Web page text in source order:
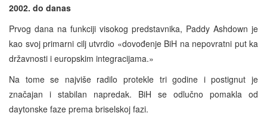
2002. do danas
Prvog dana na funkciji visokog predstavnika, Paddy Ashdown je
kao svoj primarni cilj utvrdio «dovođenje BiH na nepovratni put ka
državnosti i europskim integracijama.»
Na tome se najviše radilo protekle tri godine i postignut je
značajan i stabilan napredak. BiH se odlučno pomakla od
daytonske faze prema briselskoj fazi.